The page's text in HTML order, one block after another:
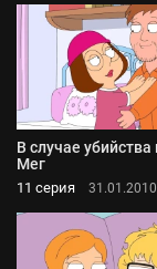
В случае убийства
Мег
11 серия 31.01.2010